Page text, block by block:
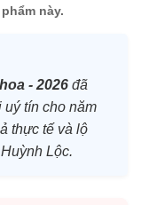
này.
- 2026 đã
tín cho năm
thực tế và lộ
Lộc.